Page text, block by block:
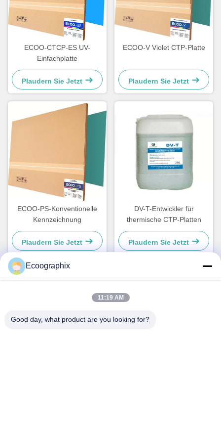
ECOO-CTCP-ES UV-
Einfachplatte
Plaudern Sie Jetzt
ECOO-V Violet CTP-Platte
Plaudern Sie Jetzt
ECOO-PS-Konventionelle
Kennzeichnung
Plaudern Sie Jetzt
DV-T-Entwickler für
thermische CTP-Platten
Plaudern Sie Jetzt
Schnelle Kontaktaufnahme
Adresse
Ecoographix
11:19 AM
Good day, what product are you looking for?